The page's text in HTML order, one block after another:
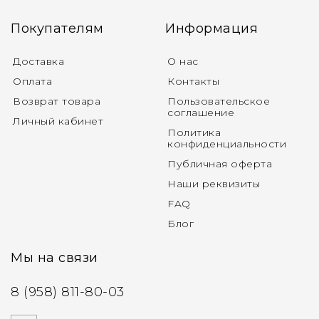
Покупателям
Доставка
Оплата
Возврат товара
Личный кабинет
Информация
О нас
Контакты
Пользовательское
соглашение
Политика
конфиденциальности
Публичная оферта
Наши реквизиты
FAQ
Блог
Мы на связи
8 (958) 811-80-03